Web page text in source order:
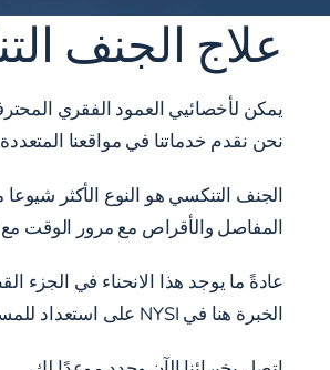
علاج الجنف
يمكن لأخصائيي العمود الفقري
نحن نقدم خدماتنا في مواقعنا
الجنف التنكسي هو النوع الأكثر
المفاصل والأقراص مع مرور الوقت
عادةً ما يوجد هذا الانحناء في
الخبرة هنا في NYSI على استعداد للمساعدة في تشخيص وعلاج ووضعك على مسار صحي للتعافي من الجنف التنكسي.*